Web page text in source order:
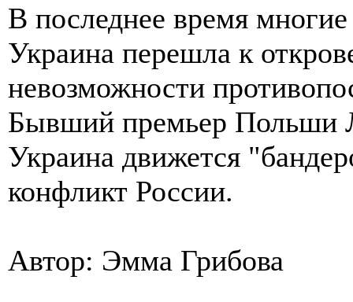
В последнее время
Украина перешла к
невозможности
Бывший премьер Польши
Украина движется
конфликт России.
Автор: Эмма Грибова